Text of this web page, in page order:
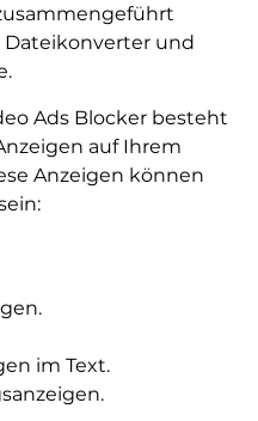
Dateikonverter und
Ads Blocker besteht
auf Ihrem
Anzeigen können
im Text.